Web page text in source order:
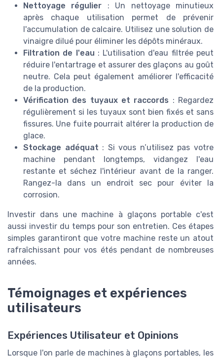
Nettoyage régulier : Un nettoyage minutieux
après chaque utilisation permet de prévenir
l'accumulation de calcaire. Utilisez une solution de
vinaigre dilué pour éliminer les dépôts minéraux.
Filtration de l'eau : L'utilisation d'eau filtrée peut
réduire l'entartrage et assurer des glaçons au goût
neutre. Cela peut également améliorer l'efficacité
de la production.
Vérification des tuyaux et raccords : Regardez
régulièrement si les tuyaux sont bien fixés et sans
fissures. Une fuite pourrait altérer la production de
glace.
Stockage adéquat : Si vous n’utilisez pas votre
machine pendant longtemps, vidangez l'eau
restante et séchez l'intérieur avant de la ranger.
Rangez-la dans un endroit sec pour éviter la
corrosion.
Investir dans une machine à glaçons portable c'est
aussi investir du temps pour son entretien. Ces étapes
simples garantiront que votre machine reste un atout
rafraîchissant pour vos étés pendant de nombreuses
années.
Témoignages et expériences
utilisateurs
Expériences Utilisateur et Opinions
Lorsque l'on parle de machines à glaçons portables, les